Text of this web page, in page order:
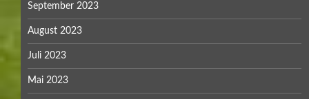
September 2023
August 2023
Juli 2023
Mai 2023